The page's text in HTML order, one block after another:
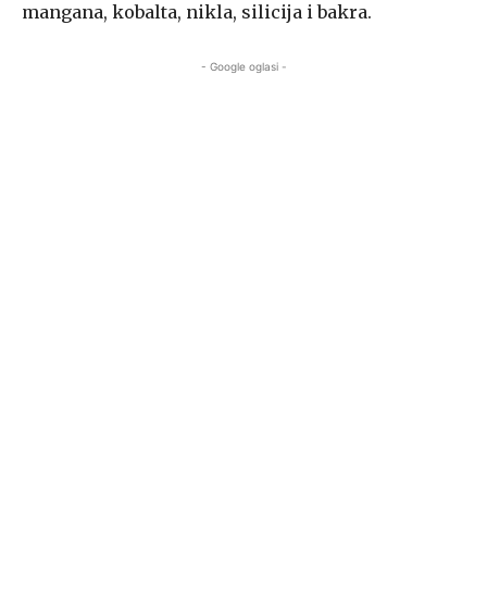
mangana, kobalta, nikla, silicija i bakra.
- Google oglasi -